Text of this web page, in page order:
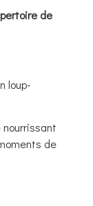
de
loup-
de